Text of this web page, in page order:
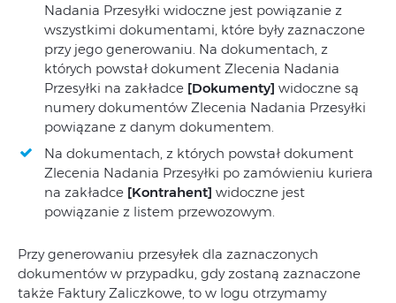
Nadania Przesyłki widoczne jest powiązanie z
wszystkimi dokumentami, które były zaznaczone
przy jego generowaniu. Na dokumentach, z
których powstał dokument Zlecenia Nadania
Przesyłki na zakładce [Dokumenty] widoczne są
numery dokumentów Zlecenia Nadania Przesyłki
powiązane z danym dokumentem.
Na dokumentach, z których powstał dokument
Zlecenia Nadania Przesyłki po zamówieniu kuriera
na zakładce [Kontrahent] widoczne jest
powiązanie z listem przewozowym.
Przy generowaniu przesyłek dla zaznaczonych
dokumentów w przypadku, gdy zostaną zaznaczone
także Faktury Zaliczkowe, to w logu otrzymamy